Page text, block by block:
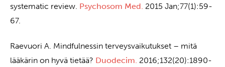
systematic review. Psychosom Med. 2015 Jan;77(1):59-
67.
Raevuori A. Mindfulnessin terveysvaikutukset – mitä
lääkärin on hyvä tietää? Duodecim. 2016;132(20):1890-